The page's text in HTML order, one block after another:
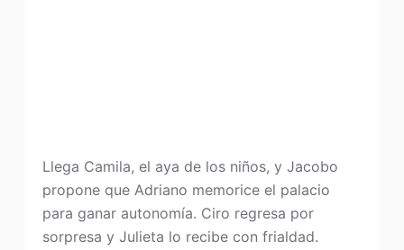
Llega Camila, el aya de los niños, y Jacobo
propone que Adriano memorice el palacio
para ganar autonomía. Ciro regresa por
sorpresa y Julieta lo recibe con frialdad.